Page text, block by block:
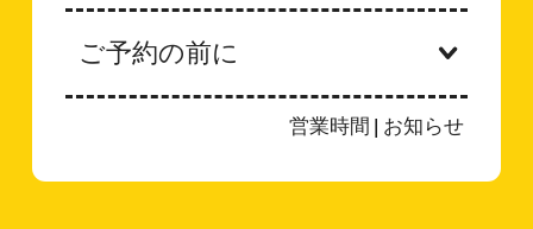
ご予約の前に
営業時間 お知らせ